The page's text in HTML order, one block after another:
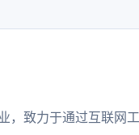
致力于通过互联网